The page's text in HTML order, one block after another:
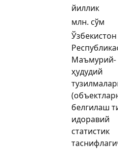
йиллик
млн. сўм
Ўзбекистон
Маъмурий-
ҳудудий
белгилаш
идоравий
статистик